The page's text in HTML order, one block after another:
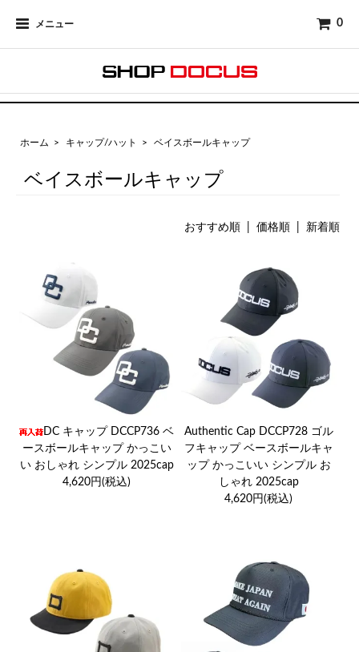
メニュー 0
ホーム > キャップ/ハット > ベイスボールキャップ
ベイスボールキャップ
おすすめ順 | 価格順 | 新着順
DC キャップ DCCP736 ベ
ースボールキャップ かっこい
い おしゃれ シンプル 2025cap
4,620円(税込)
Authentic Cap DCCP728 ゴル
フキャップ ベースボールキャ
ップ かっこいい シンプル お
しゃれ 2025cap
4,620円(税込)